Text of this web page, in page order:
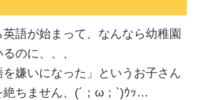
語が始まって、なんなら幼稚園
のに、、、
嫌いになった」というお子さん
絶ちません、(´；ω；`)ｳｯ…